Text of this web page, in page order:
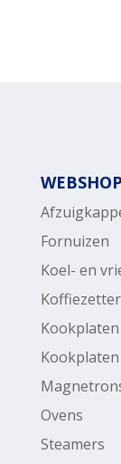
WEBSHOP
Fornuizen
Koel- en
Kookplaten
Ovens
Steamers